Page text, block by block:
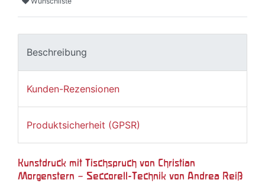
Beschreibung
Kunden-Rezensionen
Produktsicherheit (GPSR)
Kunstdruck mit Tischspruch von Christian
Morgenstern – Seccorell-Technik von Andrea Reiß